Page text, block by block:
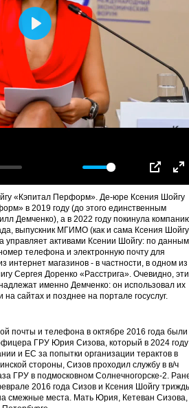
Play
«Кэпитал Перформ». Де-юре Ксения Шойгу
в 2019 году (до этого единственным
Демченко), а в 2022 году покинула
выпускник МГИМО (как и сама Ксения
управляет активами Ксении Шойгу: по данным
телефона и электронную почту для
интернет магазинов - в частности, в одном из
Сергея Доренко «Расстрига». Очевидно, эти
именно Демченко: он использовал их
сайтах и позднее на портале госуслуг.
почты и телефона в октябре 2016 года были
ГРУ Юрия Сизова, который в 2024 году
и ЕС за попытки организации терактов в
стороны, Сизов проходил службу в в/ч
ГРУ в подмосковном Солнечногорске-2.
2016 года Сизов и Ксения Шойгу
смежные места. Мать Юрия, Кетеван Сизова,